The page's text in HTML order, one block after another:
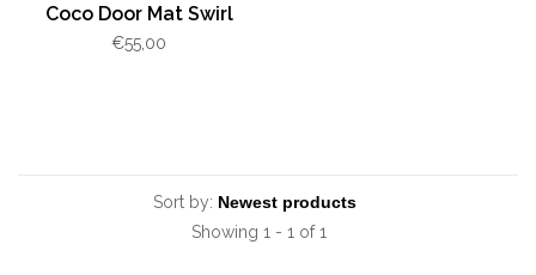
Coco Door Mat Swirl
€55,00
Sort by:
Showing 1 - 1 of 1